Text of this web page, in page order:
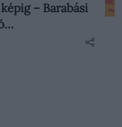
a dataizmus
a látogatókat, és arra
tegye: az adat
– Barabási